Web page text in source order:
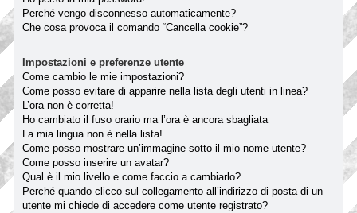
Perché vengo disconnesso automaticamente?
Che cosa provoca il comando “Cancella cookie”?
Impostazioni e preferenze utente
Come cambio le mie impostazioni?
Come posso evitare di apparire nella lista degli utenti in linea?
L’ora non è corretta!
Ho cambiato il fuso orario ma l’ora è ancora sbagliata
La mia lingua non è nella lista!
Come posso mostrare un’immagine sotto il mio nome utente?
Come posso inserire un avatar?
Qual è il mio livello e come faccio a cambiarlo?
Perché quando clicco sul collegamento all’indirizzo di posta di un
utente mi chiede di accedere come utente registrato?